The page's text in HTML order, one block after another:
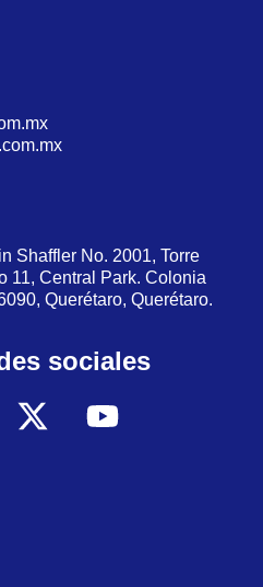
Shaffler No. 2001, Torre
11, Central Park. Colonia
Querétaro, Querétaro.
sociales